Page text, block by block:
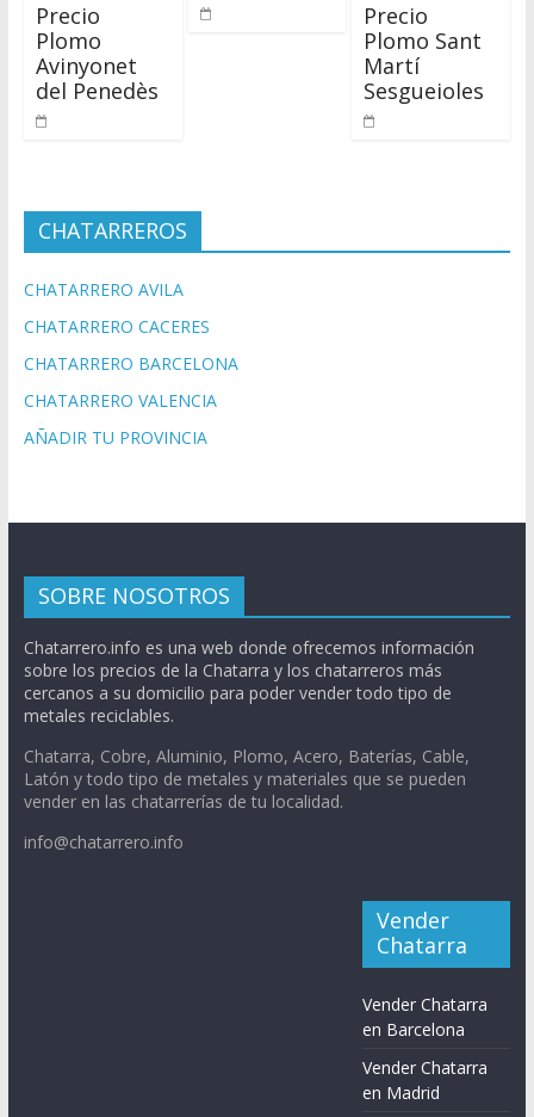
Precio
Plomo
Avinyonet
del Penedès
Precio
Plomo Sant
Martí
Sesgueioles
CHATARREROS
CHATARRERO AVILA
CHATARRERO CACERES
CHATARRERO BARCELONA
CHATARRERO VALENCIA
AÑADIR TU PROVINCIA
SOBRE NOSOTROS
Chatarrero.info es una web donde ofrecemos información
sobre los precios de la Chatarra y los chatarreros más
cercanos a su domicilio para poder vender todo tipo de
metales reciclables.
Chatarra, Cobre, Aluminio, Plomo, Acero, Baterías, Cable,
Latón y todo tipo de metales y materiales que se pueden
vender en las chatarrerías de tu localidad.
info@chatarrero.info
Vender
Chatarra
Vender Chatarra
en Barcelona
Vender Chatarra
en Madrid